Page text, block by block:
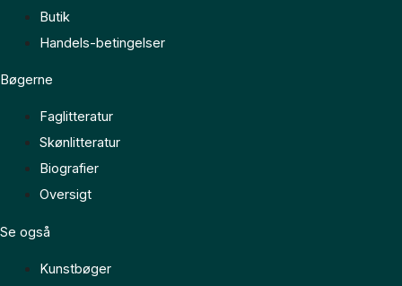
Butik
Handels-betingelser
Bøgerne
Faglitteratur
Skønlitteratur
Biografier
Oversigt
Se også
Kunstbøger